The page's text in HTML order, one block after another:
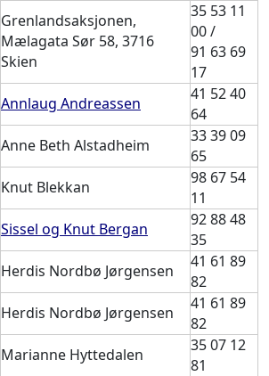
Grenlandsaksjonen,
Mælagata Sør 58, 3716
Skien
35 53 11
00 /
91 63 69
17
Annlaug Andreassen
41 52 40
64
Anne Beth Alstadheim
33 39 09
65
Knut Blekkan
98 67 54
11
Sissel og Knut Bergan
92 88 48
35
Herdis Nordbø Jørgensen
41 61 89
82
Herdis Nordbø Jørgensen
41 61 89
82
Marianne Hyttedalen
35 07 12
81